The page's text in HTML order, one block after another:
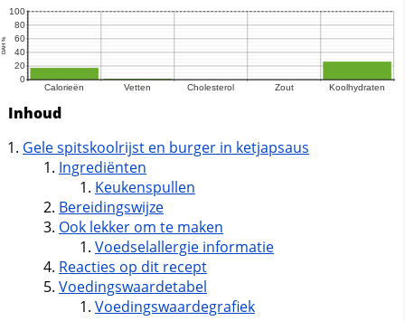
Inhoud
Gele spitskoolrijst en burger in ketjapsaus
Ingrediënten
Keukenspullen
Bereidingswijze
Ook lekker om te maken
Voedselallergie informatie
Reacties op dit recept
Voedingswaardetabel
Voedingswaardegrafiek